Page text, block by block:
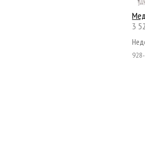
3